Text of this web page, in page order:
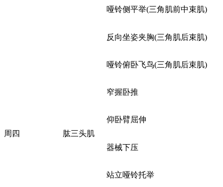
哑铃侧平举(三角肌前中束肌)
反向坐姿夹胸(三角肌后束肌)
哑铃俯卧飞鸟(三角肌后束肌)
周四 肱三头肌
窄握卧推
仰卧臂屈伸
器械下压
站立哑铃托举